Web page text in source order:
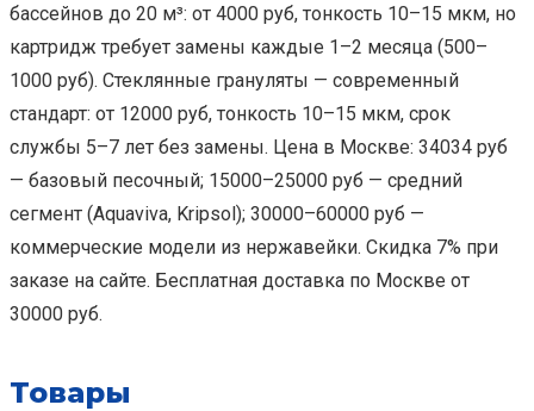
бассейнов до 20 м³: от 4000 руб, тонкость 10–15 мкм, но
картридж требует замены каждые 1–2 месяца (500–
1000 руб). Стеклянные грануляты — современный
стандарт: от 12000 руб, тонкость 10–15 мкм, срок
службы 5–7 лет без замены. Цена в Москве: 34034 руб
— базовый песочный; 15000–25000 руб — средний
сегмент (Aquaviva, Kripsol); 30000–60000 руб —
коммерческие модели из нержавейки. Скидка 7% при
заказе на сайте. Бесплатная доставка по Москве от
30000 руб.
Товары